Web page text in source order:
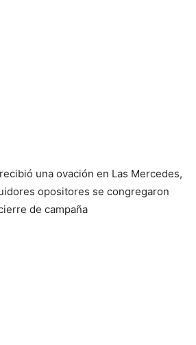
una ovación en Las Mercedes,
opositores se congregaron
de campaña